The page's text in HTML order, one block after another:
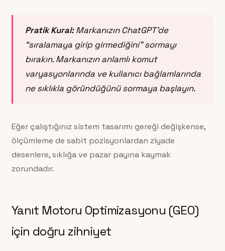
Pratik Kural:Markanızın ChatGPT’de
“sıralamaya girip girmediğini” sormayı
bırakın. Markanızın anlamlı komut
varyasyonlarında ve kullanıcı bağlamlarında
ne sıklıkla göründüğünü sormaya başlayın.
Eğer çalıştığınız sistem tasarımı gereği değişkense,
ölçümleme de sabit pozisyonlardan ziyade
desenlere, sıklığa ve pazar payına kaymak
zorundadır.
Yanıt Motoru Optimizasyonu (GEO)
için doğru zihniyet